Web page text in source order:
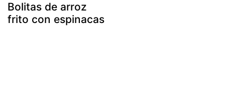
Bolitas de arroz
frito con espinacas